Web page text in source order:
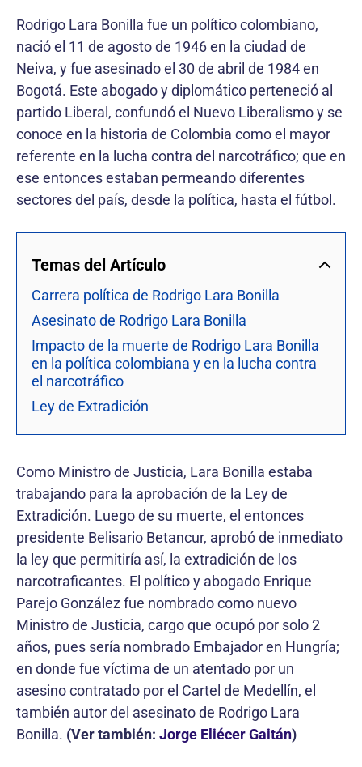
Rodrigo Lara Bonilla fue un político colombiano,
nació el 11 de agosto de 1946 en la ciudad de
Neiva, y fue asesinado el 30 de abril de 1984 en
Bogotá. Este abogado y diplomático perteneció al
partido Liberal, confundó el Nuevo Liberalismo y se
conoce en la historia de Colombia como el mayor
referente en la lucha contra del narcotráfico; que en
ese entonces estaban permeando diferentes
sectores del país, desde la política, hasta el fútbol.
Temas del Artículo
Carrera política de Rodrigo Lara Bonilla
Asesinato de Rodrigo Lara Bonilla
Impacto de la muerte de Rodrigo Lara Bonilla
en la política colombiana y en la lucha contra
el narcotráfico
Ley de Extradición
Como Ministro de Justicia, Lara Bonilla estaba
trabajando para la aprobación de la Ley de
Extradición. Luego de su muerte, el entonces
presidente Belisario Betancur, aprobó de inmediato
la ley que permitiría así, la extradición de los
narcotraficantes. El político y abogado Enrique
Parejo González fue nombrado como nuevo
Ministro de Justicia, cargo que ocupó por solo 2
años, pues sería nombrado Embajador en Hungría;
en donde fue víctima de un atentado por un
asesino contratado por el Cartel de Medellín, el
también autor del asesinato de Rodrigo Lara
Bonilla. (Ver también: Jorge Eliécer Gaitán)